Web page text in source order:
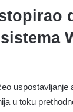
uspostavljanje
u toku